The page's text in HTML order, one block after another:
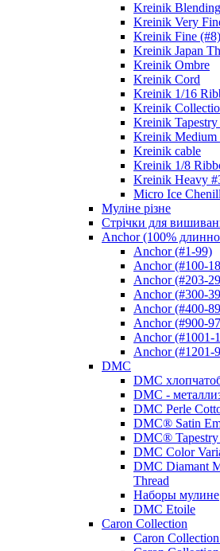
Kreinik
Kreinik Very
Kreinik Fine
Kreinik Japan
Kreinik Ombre
Kreinik Cord
Kreinik 1/16
Kreinik
Kreinik
Kreinik Medium
Kreinik cable
Kreinik 1/8
Kreinik Heavy
Micro Ice Chenill
Муліне різне
Стрічки для
Anchor (100%
Anchor (#1-99)
Anchor (#100-
Anchor (#203-
Anchor (#300-
Anchor (#400-
Anchor (#900-
Anchor (#1001-
Anchor (#1201-
DMC
DMC
DMC -
DMC Perle
DMC® Satin
DMC® Tapestry
DMC Color
DMC Diamant
Thread
Наборы мулине
DMC Etoile
Caron Collection
Caron